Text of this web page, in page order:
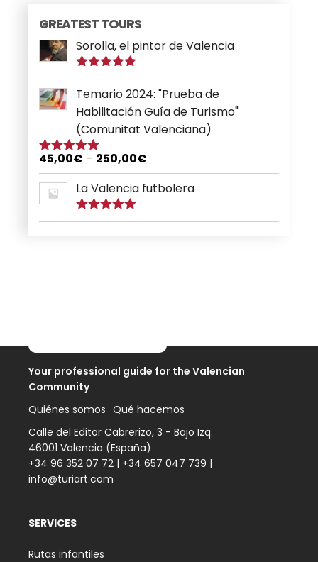
GREATEST TOURS
Sorolla, el pintor de Valencia
Puntuado
con5.00de
5
Temario 2024: "Prueba de
Habilitación Guía de Turismo"
(Comunitat Valenciana)
Puntuado
con5.00de
5
45,00€ – 250,00€
La Valencia futbolera
Puntuado
Your professional guide for the Valencian
Community
Quiénes somos Qué hacemos
Calle del Editor Cabrerizo, 3 - Bajo Izq.
46001 Valencia (España)
+34 96 352 07 72 | +34 657 047 739 |
info@turiart.com
SERVICES
Rutas infantiles